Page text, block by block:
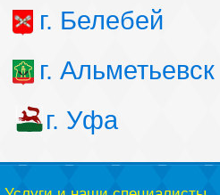
г. Белебей
г. Альметьевск
г. Уфа